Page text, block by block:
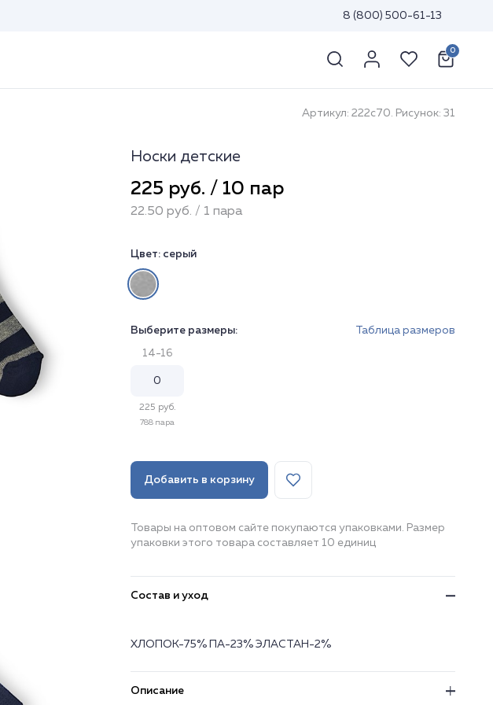
8 (800) 500-61-13
0
Артикул: 222с70. Рисунок: 31
Носки детские
225 руб. / 10 пар
22.50 руб. / 1 пара
Цвет: серый
Выберите размеры: Таблица размеров
14-16
225 руб.
788 пара
Добавить в корзину
Товары на оптовом сайте покупаются упаковками. Размер
упаковки этого товара составляет 10 единиц
Состав и уход
ХЛОПОК-75% ПА-23% ЭЛАСТАН-2%
Описание